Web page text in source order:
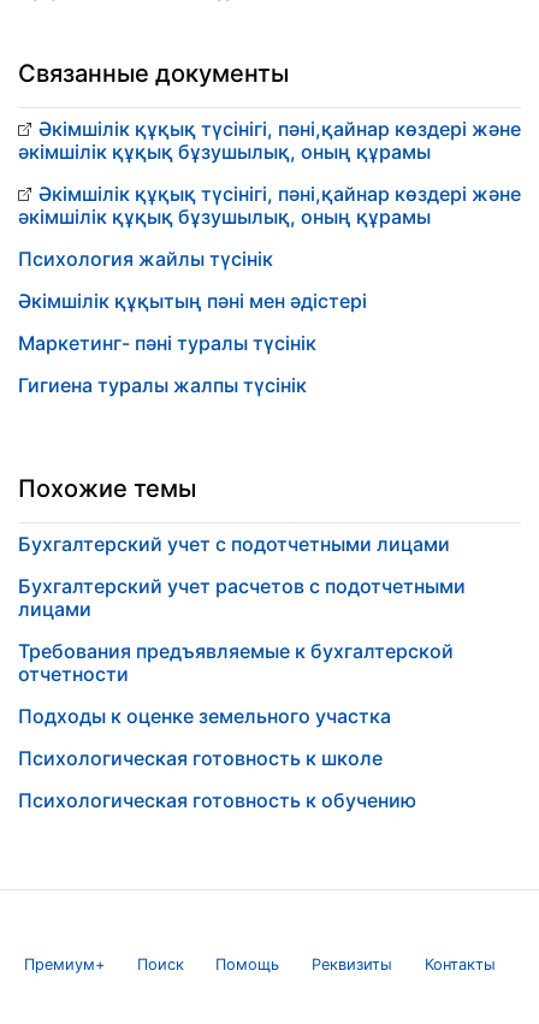
Связанные документы
Әкімшілік құқық түсінігі, пәні,қайнар көздері және
әкімшілік құқық бұзушылық, оның құрамы
Әкімшілік құқық түсінігі, пәні,қайнар көздері және
әкімшілік құқық бұзушылық, оның құрамы
Психология жайлы түсінік
Әкімшілік құқытың пәні мен әдістері
Маркетинг- пәні туралы түсінік
Гигиена туралы жалпы түсінік
Похожие темы
Бухгалтерский учет с подотчетными лицами
Бухгалтерский учет расчетов с подотчетными
лицами
Требования предъявляемые к бухгалтерской
отчетности
Подходы к оценке земельного участка
Психологическая готовность к школе
Психологическая готовность к обучению
Премиум+ Поиск Помощь Реквизиты Контакты